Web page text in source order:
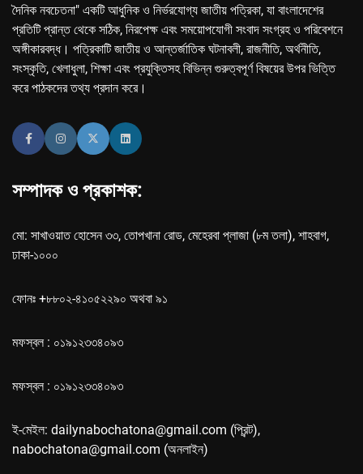
দৈনিক নবচেতনা" একটি আধুনিক ও নির্ভরযোগ্য জাতীয় পত্রিকা, যা বাংলাদেশের
প্রতিটি প্রান্ত থেকে সঠিক, নিরপেক্ষ এবং সময়োপযোগী সংবাদ সংগ্রহ ও পরিবেশনে
অঙ্গীকারবদ্ধ। পত্রিকাটি জাতীয় ও আন্তর্জাতিক ঘটনাবলী, রাজনীতি, অর্থনীতি,
সংস্কৃতি, খেলাধুলা, শিক্ষা এবং প্রযুক্তিসহ বিভিন্ন গুরুত্বপূর্ণ বিষয়ের উপর ভিত্তি
করে পাঠকদের তথ্য প্রদান করে।
সম্পাদক ও প্রকাশক:
মো: সাখাওয়াত হোসেন ৩৩, তোপখানা রোড, মেহেরবা প্লাজা (৮ম তলা), শাহবাগ,
ঢাকা-১০০০
ফোনঃ +৮৮০২-৪১০৫২২৯০ অথবা ৯১
মফস্বল : ০১৯১২৩৩৪০৯৩
মফস্বল : ০১৯১২৩৩৪০৯৩
ই-মেইল: dailynabochatona@gmail.com (প্রিন্ট),
nabochatona@gmail.com (অনলাইন)